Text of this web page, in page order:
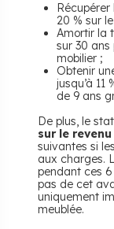
20 % sur
Amortir la
sur 30 ans
mobilier ;
Obtenir
jusqu’à
de 9 ans
De plus, le
sur le
suivantes si
aux charges.
pendant ces
pas de cet
uniquement
meublée.